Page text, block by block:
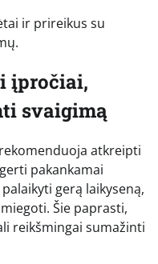
ir prireikus su
įpročiai,
svaigimą
atkreipti
pakankamai
gerą laikyseną,
Šie paprasti,
reikšmingai sumažinti